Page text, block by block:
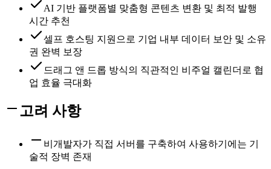
AI 기반 플랫폼별 맞춤형 콘텐츠 변환 및 최적 발행
시간 추천
셀프 호스팅 지원으로 기업 내부 데이터 보안 및 소유
권 완벽 보장
드래그 앤 드롭 방식의 직관적인 비주얼 캘린더로 협
업 효율 극대화
고려 사항
비개발자가 직접 서버를 구축하여 사용하기에는 기
술적 장벽 존재